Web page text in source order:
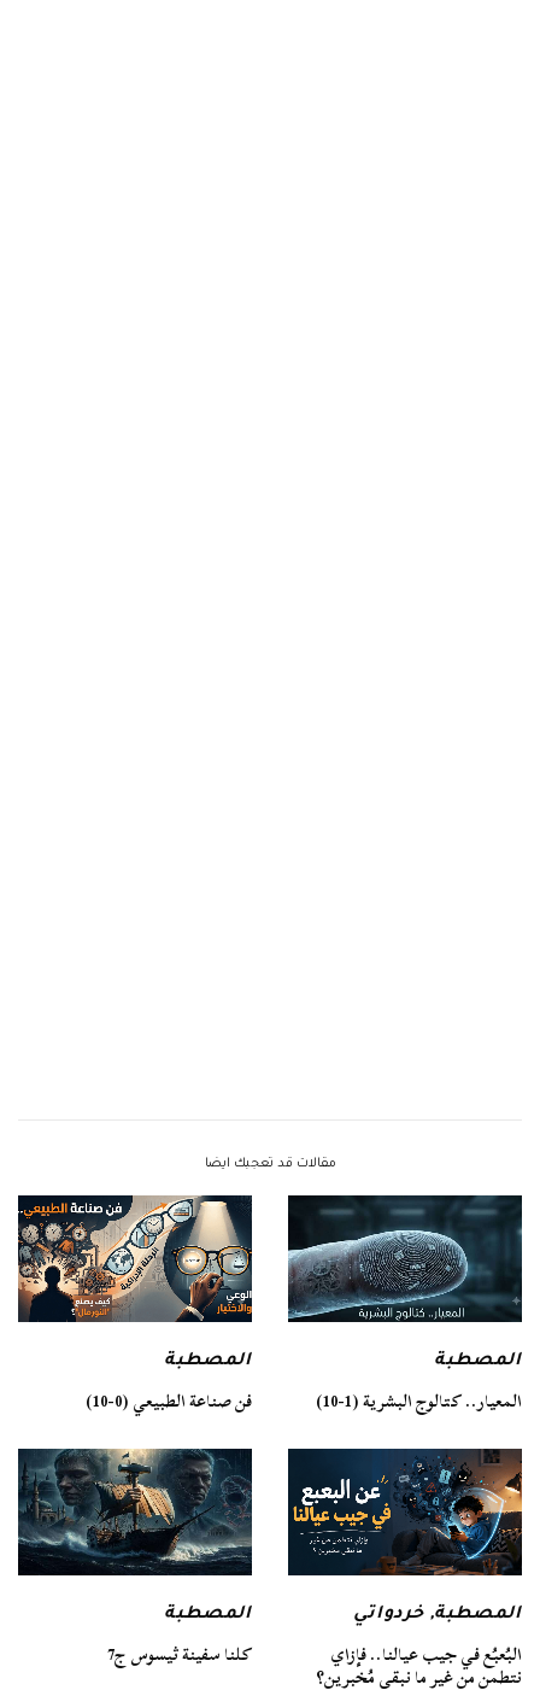
مقالات قد تعجبك ايضا
المصطبة
المعيار.. كتالوج البشرية (1-10)
المصطبة
فن صناعة الطبيعي (0-10)
المصطبة,خردواتي
البُعبُع في جيب عيالنا.. فإزاي
نتطمن من غير ما نبقى مُخبرين؟
المصطبة
كلنا سفينة ثيسوس ج7